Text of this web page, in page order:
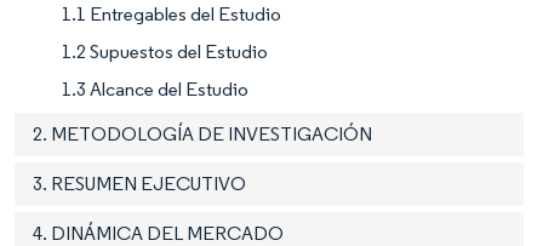
1.1 Entregables del Estudio
1.2 Supuestos del Estudio
1.3 Alcance del Estudio
2. METODOLOGÍA DE INVESTIGACIÓN
3. RESUMEN EJECUTIVO
4. DINÁMICA DEL MERCADO